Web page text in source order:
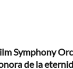
Symphony
de la